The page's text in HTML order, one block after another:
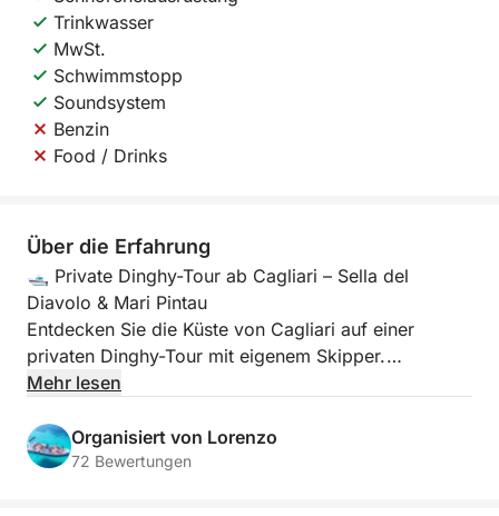
Trinkwasser
MwSt.
Schwimmstopp
Soundsystem
Benzin
Food / Drinks
Über die Erfahrung
🛥️ Private Dinghy-Tour ab Cagliari – Sella del
Diavolo & Mari Pintau
Entdecken Sie die Küste von Cagliari auf einer
privaten Dinghy-Tour mit eigenem Skipper.
300-PS-Motor, das Platz für bis zu 11 Personen
bietet, erleben Sie ein einzigartiges Abenteuer voller
Mehr lesen
Organisiert von Lorenzo
72 Bewertungen